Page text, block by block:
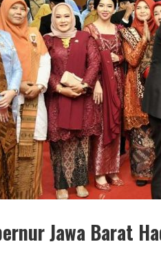
Jawa Barat